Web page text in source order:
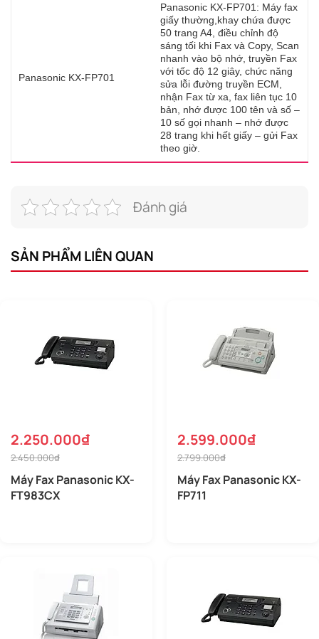
Panasonic KX-FP701
Panasonic KX-FP701: Máy fax
giấy thường,khay chứa được
50 trang A4, điều chỉnh độ
sáng tối khi Fax và Copy, Scan
nhanh vào bộ nhớ, truyền Fax
với tốc độ 12 giây, chức năng
sửa lỗi đường truyền ECM,
nhận Fax từ xa, fax liên tục 10
bản, nhớ được 100 tên và số –
10 số gọi nhanh – nhớ được
28 trang khi hết giấy – gửi Fax
theo giờ.
Đánh giá
SẢN PHẨM LIÊN QUAN
2.250.000₫
2.450.000₫
Máy Fax Panasonic KX-
FT983CX
2.599.000₫
2.799.000₫
Máy Fax Panasonic KX-
FP711